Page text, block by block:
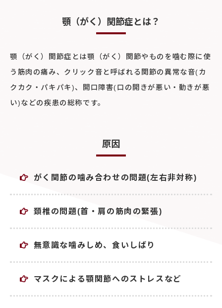
顎（がく）関節症とは？
顎（がく）関節症とは顎（がく）関節やものを噛む際に使
う筋肉の痛み、クリック音と呼ばれる関節の異常な音(カ
クカク・パキパキ)、開口障害(口の開きが悪い・動きが悪
い)などの疾患の総称です。
原因
がく関節の噛み合わせの問題(左右非対称)
頚椎の問題(首・肩の筋肉の緊張)
無意識な噛みしめ、食いしばり
マスクによる顎関節へのストレスなど